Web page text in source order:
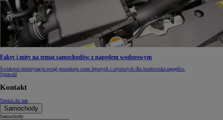
Fakty i mity na temat samochodów z napędem wodorowym
Światowa motoryzacja wciąż poszukuje coraz lepszych i czystszych dla środowiska napędów.
Sprawdź
Kontakt
Napisz do nas
Samochody
Samochody